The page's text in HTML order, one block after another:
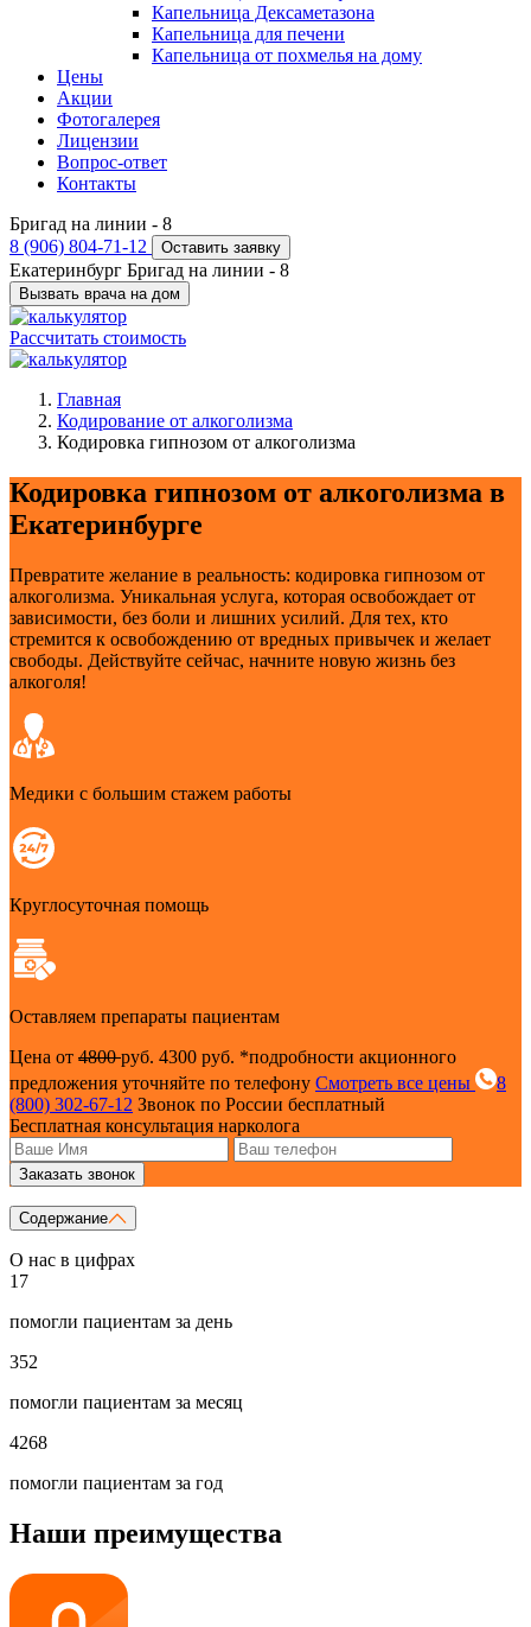
Капельница Дексаметазона
Капельница для печени
Капельница от похмелья на дому
Цены
Акции
Фотогалерея
Лицензии
Вопрос-ответ
Контакты
Бригад на линии - 8
8 (906) 804-71-12
Оставить заявку
Екатеринбург Бригад на линии - 8
Вызвать врача на дом
Рассчитать стоимость
Главная
Кодирование от алкоголизма
Кодировка гипнозом от алкоголизма
Кодировка гипнозом от алкоголизма в
Екатеринбурге
Превратите желание в реальность: кодировка гипнозом от
алкоголизма. Уникальная услуга, которая освобождает от
зависимости, без боли и лишних усилий. Для тех, кто
стремится к освобождению от вредных привычек и желает
свободы. Действуйте сейчас, начните новую жизнь без
алкоголя!
Медики с большим стажем работы
Круглосуточная помощь
Оставляем препараты пациентам
Цена от 4800руб. 4300 руб. *подробности акционного
предложения уточняйте по телефону Смотреть все цены
8
(800) 302-67-12 Звонок по России бесплатный
Бесплатная консультация нарколога
Заказать звонок
Содержание
О нас в цифрах
17
помогли пациентам за день
352
помогли пациентам за месяц
4268
помогли пациентам за год
Наши преимущества